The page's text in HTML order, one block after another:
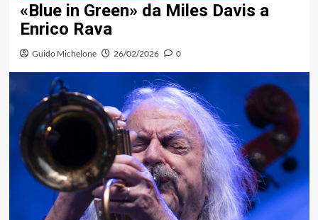
«Blue in Green» da Miles Davis a
Enrico Rava
Guido Michelone 26/02/2026 0